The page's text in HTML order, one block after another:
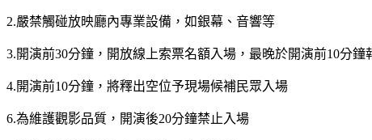
2.嚴禁觸碰放映廳內專業設備，如銀幕、音響等
3.開演前30分鐘，開放線上索票名額入場，最晚於開演前10分
4.開演前10分鐘，將釋出空位予現場候補民眾入場
6.為維護觀影品質，開演後20分鐘禁止入場